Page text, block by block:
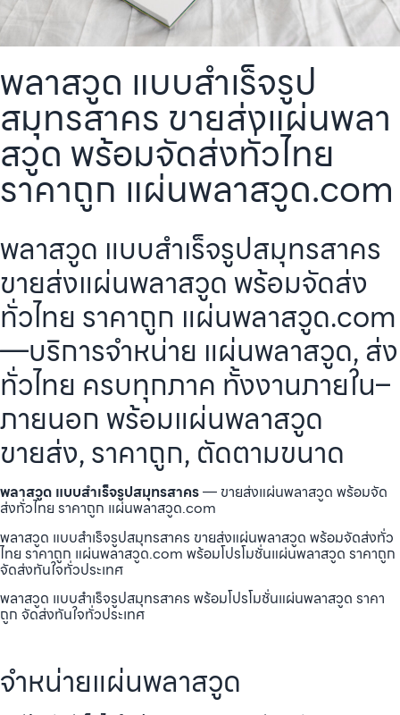
พลาสวูด แบบสำเร็จรูป
สมุทรสาคร ขายส่งแผ่นพลา
สวูด พร้อมจัดส่งทั่วไทย
ราคาถูก แผ่นพลาสวูด.com
พลาสวูด แบบสำเร็จรูปสมุทรสาคร
ขายส่งแผ่นพลาสวูด พร้อมจัดส่ง
ทั่วไทย ราคาถูก แผ่นพลาสวูด.com
—บริการจำหน่าย แผ่นพลาสวูด, ส่ง
ทั่วไทย ครบทุกภาค ทั้งงานภายใน–
ภายนอก พร้อมแผ่นพลาสวูด
ขายส่ง, ราคาถูก, ตัดตามขนาด
พลาสวูด แบบสำเร็จรูปสมุทรสาคร— ขายส่งแผ่นพลาสวูด พร้อมจัด
ส่งทั่วไทย ราคาถูก แผ่นพลาสวูด.com
พลาสวูด แบบสำเร็จรูปสมุทรสาคร ขายส่งแผ่นพลาสวูด พร้อมจัดส่งทั่ว
ไทย ราคาถูก แผ่นพลาสวูด.com พร้อมโปรโมชั่นแผ่นพลาสวูด ราคาถูก
จัดส่งทันใจทั่วประเทศ
พลาสวูด แบบสำเร็จรูปสมุทรสาคร พร้อมโปรโมชั่นแผ่นพลาสวูด ราคา
ถูก จัดส่งทันใจทั่วประเทศ
จำหน่ายแผ่นพลาสวูด